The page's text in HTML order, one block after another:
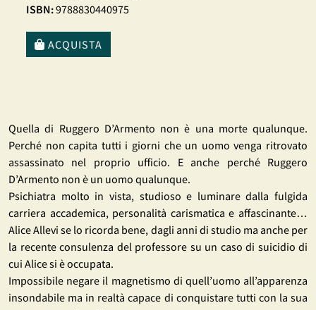
ISBN:9788830440975
ACQUISTA
Quella di Ruggero D’Armento non è una morte qualunque.
Perché non capita tutti i giorni che un uomo venga ritrovato
assassinato nel proprio ufficio. E anche perché Ruggero
D’Armento non è un uomo qualunque.
Psichiatra molto in vista, studioso e luminare dalla fulgida
carriera accademica, personalità carismatica e affascinante…
Alice Allevi se lo ricorda bene, dagli anni di studio ma anche per
la recente consulenza del professore su un caso di suicidio di
cui Alice si è occupata.
Impossibile negare il magnetismo di quell’uomo all’apparenza
insondabile ma in realtà capace di conquistare tutti con la sua